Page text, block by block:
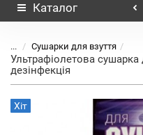
Каталог
... Сушарки для взуття
Ультрафіолетова
дезінфекція
Хіт